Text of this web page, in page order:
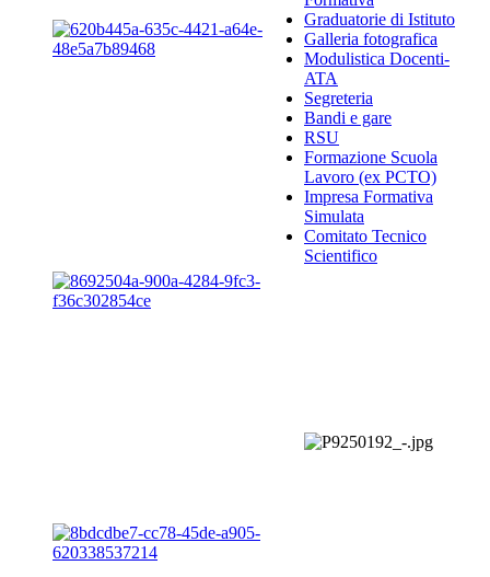
Graduatorie di Istituto
Galleria fotografica
Modulistica Docenti-
ATA
Segreteria
Bandi e gare
RSU
Formazione Scuola
Lavoro (ex PCTO)
Impresa Formativa
Simulata
Comitato Tecnico
Scientifico